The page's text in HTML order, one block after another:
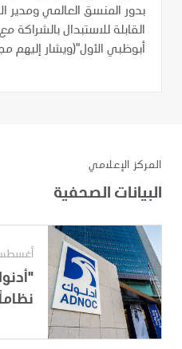
بدور المنسق العالمي ومدير
القابلة للاستبدال بالشراكة
أبوظبي الأول"(ويشار إليهم
المركز الإعلامي
البيانات الصحفية
أغسطس 04,